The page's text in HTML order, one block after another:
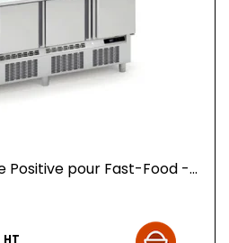
Positive pour Fast-Food -...
HT